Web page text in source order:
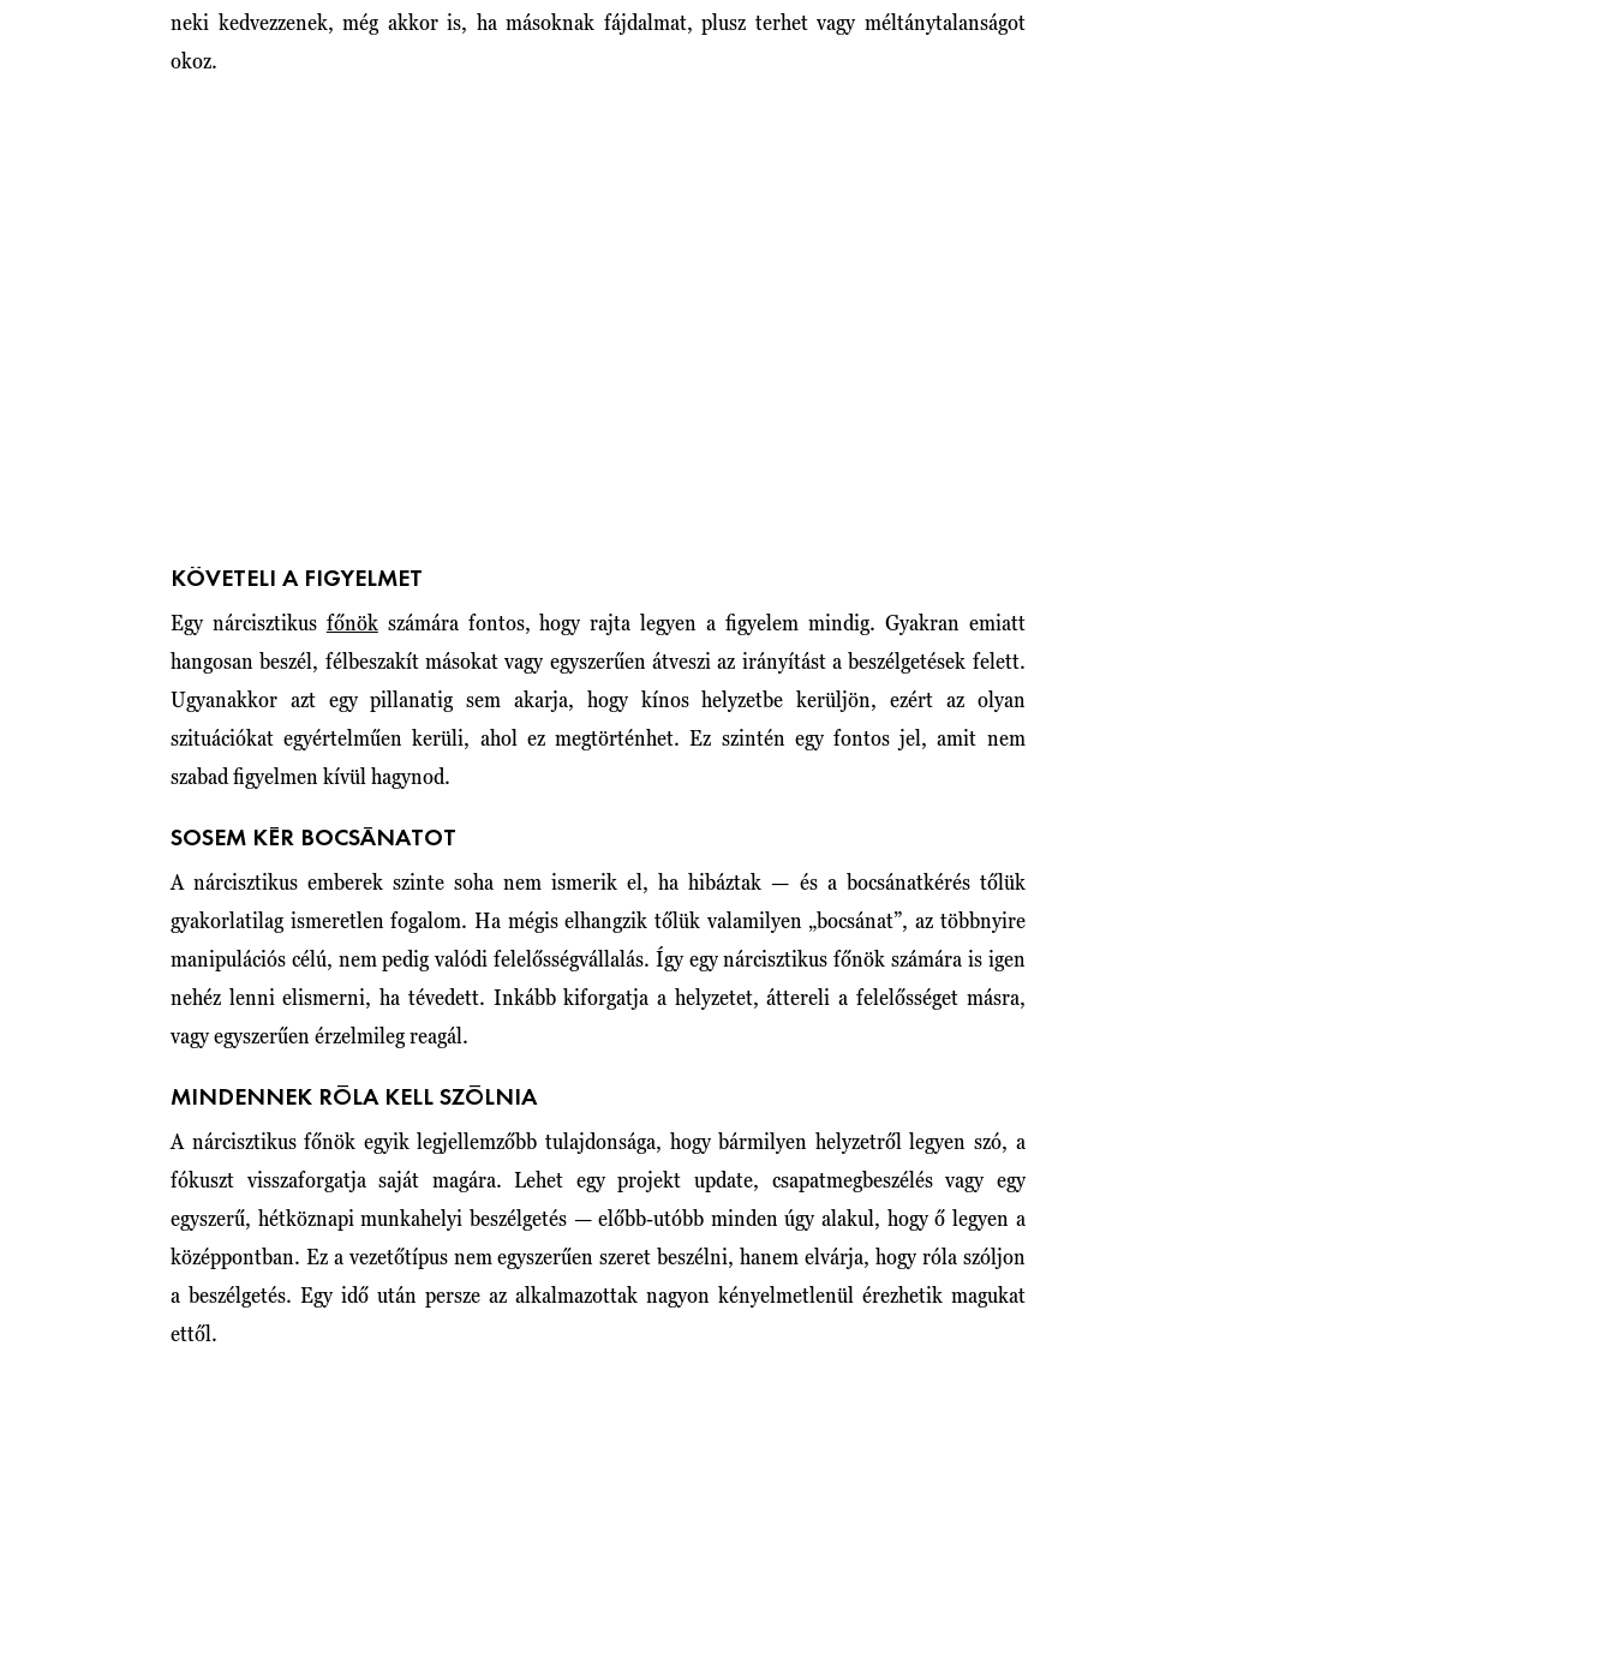
neki kedvezzenek, még akkor is, ha másoknak fájdalmat, plusz terhet vagy méltánytalanságot
okoz.
KÖVETELI A FIGYELMET
Egy nárcisztikus főnökszámára fontos, hogy rajta legyen a figyelem mindig. Gyakran emiatt
hangosan beszél, félbeszakít másokat vagy egyszerűen átveszi az irányítást a beszélgetések felett.
Ugyanakkor azt egy pillanatig sem akarja, hogy kínos helyzetbe kerüljön, ezért az olyan
szituációkat egyértelműen kerüli, ahol ez megtörténhet. Ez szintén egy fontos jel, amit nem
szabad figyelmen kívül hagynod.
SOSEM KÉR BOCSÁNATOT
A nárcisztikus emberek szinte soha nem ismerik el, ha hibáztak — és a bocsánatkérés tőlük
gyakorlatilag ismeretlen fogalom. Ha mégis elhangzik tőlük valamilyen „bocsánat”, az többnyire
manipulációs célú, nem pedig valódi felelősségvállalás. Így egy nárcisztikus főnök számára is igen
nehéz lenni elismerni, ha tévedett. Inkább kiforgatja a helyzetet, áttereli a felelősséget másra,
vagy egyszerűen érzelmileg reagál.
MINDENNEK RÓLA KELL SZÓLNIA
A nárcisztikus főnök egyik legjellemzőbb tulajdonsága, hogy bármilyen helyzetről legyen szó, a
fókuszt visszaforgatja saját magára. Lehet egy projekt update, csapatmegbeszélés vagy egy
egyszerű, hétköznapi munkahelyi beszélgetés — előbb-utóbb minden úgy alakul, hogy ő legyen a
középpontban. Ez a vezetőtípus nem egyszerűen szeret beszélni, hanem elvárja, hogy róla szóljon
a beszélgetés. Egy idő után persze az alkalmazottak nagyon kényelmetlenül érezhetik magukat
ettől.